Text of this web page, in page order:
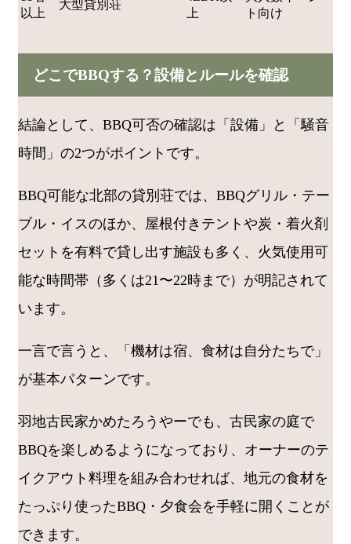
以上
大型貸別荘
上
ト向け
どこでBBQする？設備とルールを確認
結論として、BBQ可否の確認は「設備」と「騒音
時間」の2つがポイントです。
BBQ可能な北部の貸別荘では、BBQグリル・テー
ブル・イスのほか、屋根付きテントや炭・着火剤
セットを有料で貸し出す施設も多く、火気使用可
能な時間帯（多くは21〜22時まで）が明記されて
います。
一言で言うと、「機材は宿、食材は自分たちで」
が基本パターンです。
羽地古民家かめたろうやーでも、古民家の庭で
BBQを楽しめるようになっており、オーナーのテ
イクアウト料理を組み合わせれば、地元の食材を
たっぷり使ったBBQ・夕食会を手軽に開くことが
できます。